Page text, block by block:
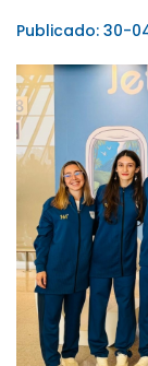
Publicado: 30-